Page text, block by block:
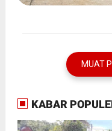
MUAT
KABAR